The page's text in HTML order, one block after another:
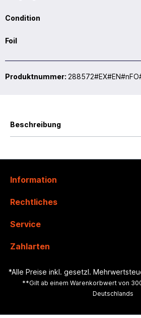
Condition
Foil
Produktnummer:
Beschreibung
Information
Rechtliches
Service
Zahlarten
*Alle Preise inkl. gesetzl.
**Gilt ab einem Warenkorbwert von
Deutschlands